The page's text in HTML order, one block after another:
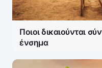
Ποιοι δικαιούνται
ένσημα